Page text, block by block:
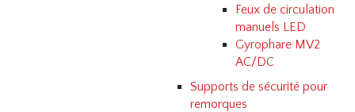
Feux de circulation
manuels LED
Gyrophare MV2
AC/DC
Supports de sécurité pour
remorques